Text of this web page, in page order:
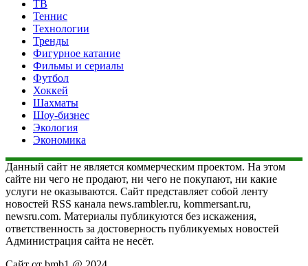
ТВ
Теннис
Технологии
Тренды
Фигурное катание
Фильмы и сериалы
Футбол
Хоккей
Шахматы
Шоу-бизнес
Экология
Экономика
Данный сайт не является коммерческим проектом. На этом
сайте ни чего не продают, ни чего не покупают, ни какие
услуги не оказываются. Сайт представляет собой ленту
новостей RSS канала news.rambler.ru, kommersant.ru,
newsru.com. Материалы публикуются без искажения,
ответственность за достоверность публикуемых новостей
Администрация сайта не несёт.